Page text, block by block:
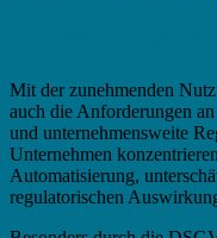
Mit der zunehmenden
auch die Anforderungen
und unternehmensweite
Unternehmen
Automatisierung,
regulatorischen